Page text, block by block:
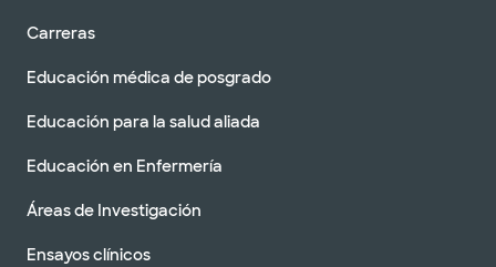
Carreras
Educación médica de posgrado
Educación para la salud aliada
Educación en Enfermería
Áreas de Investigación
Ensayos clínicos